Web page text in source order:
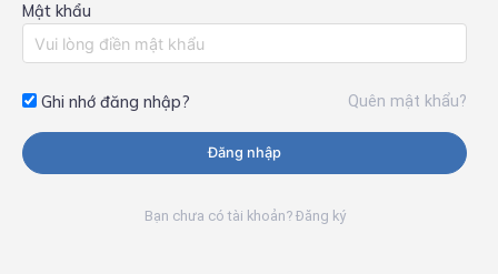
Mật khẩu
Ghi nhớ đăng nhập? Quên mật khẩu?
Đăng nhập
Bạn chưa có tài khoản? Đăng ký